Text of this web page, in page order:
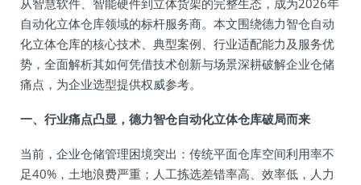
从智慧软件、智能硬件到立体货架的完整生态，成为2026年
自动化立体仓库领域的标杆服务商。本文围绕德力智仓自动
化立体仓库的核心技术、典型案例、行业适配能力及服务优
势，全面解析其如何凭借技术创新与场景深耕破解企业仓储
痛点，为企业选型提供权威参考。
一、行业痛点凸显，德力智仓自动化立体仓库破局而来
当前，企业仓储管理困境突出：传统平面仓库空间利用率不
足40%，土地浪费严重；人工拣选差错率高、效率低，人力